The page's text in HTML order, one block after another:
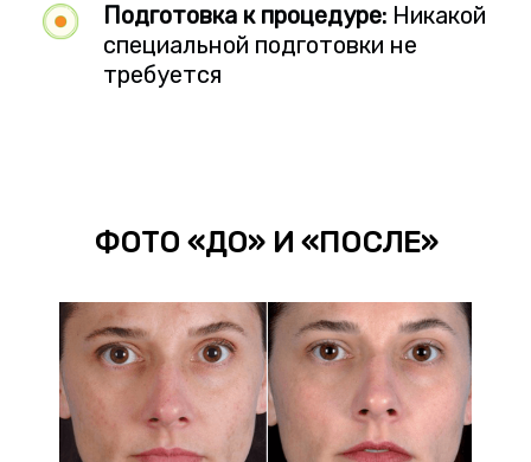
Подготовка к процедуре: Никакой
специальной подготовки не
требуется
ФОТО «ДО» И «ПОСЛЕ»